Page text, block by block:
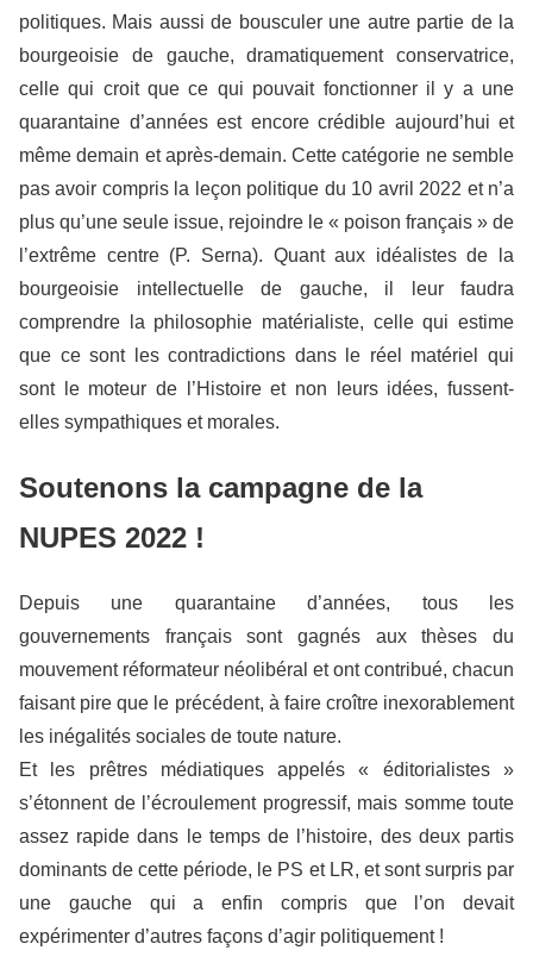
politiques. Mais aussi de bousculer une autre partie de la
bourgeoisie de gauche, dramatiquement conservatrice,
celle qui croit que ce qui pouvait fonctionner il y a une
quarantaine d’années est encore crédible aujourd’hui et
même demain et après-demain. Cette catégorie ne semble
pas avoir compris la leçon politique du 10 avril 2022 et n’a
plus qu’une seule issue, rejoindre le « poison français » de
l’extrême centre (P. Serna). Quant aux idéalistes de la
bourgeoisie intellectuelle de gauche, il leur faudra
comprendre la philosophie matérialiste, celle qui estime
que ce sont les contradictions dans le réel matériel qui
sont le moteur de l’Histoire et non leurs idées, fussent-
elles sympathiques et morales.
Soutenons la campagne de la
NUPES 2022 !
Depuis une quarantaine d’années, tous les
gouvernements français sont gagnés aux thèses du
mouvement réformateur néolibéral et ont contribué, chacun
faisant pire que le précédent, à faire croître inexorablement
les inégalités sociales de toute nature.
Et les prêtres médiatiques appelés « éditorialistes »
s’étonnent de l’écroulement progressif, mais somme toute
assez rapide dans le temps de l’histoire, des deux partis
dominants de cette période, le PS et LR, et sont surpris par
une gauche qui a enfin compris que l’on devait
expérimenter d’autres façons d’agir politiquement !